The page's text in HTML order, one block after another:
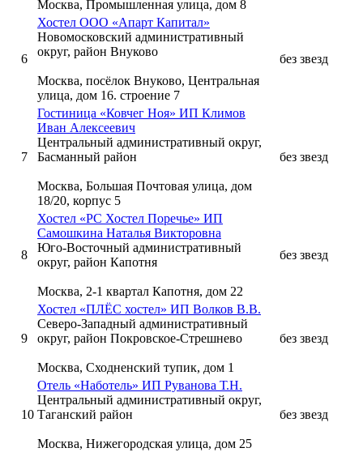
Москва, Промышленная улица, дом 8
6
Хостел ООО «Апарт Капитал»
Новомосковский административный
округ, район Внуково
Москва, посёлок Внуково, Центральная
улица, дом 16. строение 7
без звезд
7
Гостиница «Ковчег Ноя» ИП Климов
Иван Алексеевич
Центральный административный округ,
Басманный район
Москва, Большая Почтовая улица, дом
18/20, корпус 5
без звезд
8
Хостел «РС Хостел Поречье» ИП
Самошкина Наталья Викторовна
Юго-Восточный административный
округ, район Капотня
Москва, 2-1 квартал Капотня, дом 22
без звезд
9
Хостел «ПЛЁС хостел» ИП Волков В.В.
Северо-Западный административный
округ, район Покровское-Стрешнево
Москва, Сходненский тупик, дом 1
без звезд
10
Отель «Наботель» ИП Руванова Т.Н.
Центральный административный округ,
Таганский район
Москва, Нижегородская улица, дом 25
без звезд